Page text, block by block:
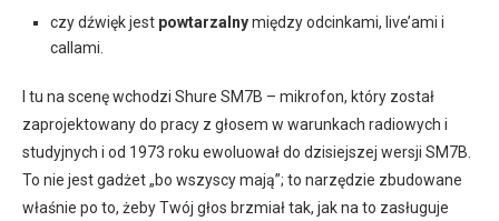
czy dźwięk jest powtarzalnymiędzy odcinkami, live’ami i
callami.
I tu na scenę wchodzi Shure SM7B – mikrofon, który został
zaprojektowany do pracy z głosem w warunkach radiowych i
studyjnych i od 1973 roku ewoluował do dzisiejszej wersji SM7B.
To nie jest gadżet „bo wszyscy mają”; to narzędzie zbudowane
właśnie po to, żeby Twój głos brzmiał tak, jak na to zasługuje